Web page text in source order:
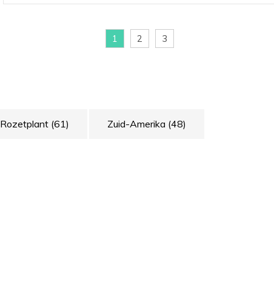
1 2 3
Rozetplant (61) Zuid-Amerika (48)